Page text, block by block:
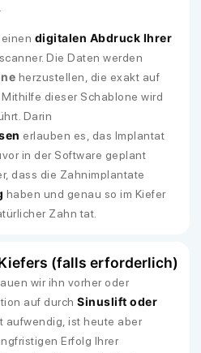
digitalen Abdruck Ihrer
Die Daten werden
herzustellen, die exakt auf
dieser Schablone wird
Darin
erlauben es, das Implantat
in der Software geplant
dass die Zahnimplantate
haben und genau so im Kiefer
Zahn tat.
(falls erforderlich)
wir ihn vorher oder
auf durch Sinuslift oder
aufwendig, ist heute aber
Erfolg Ihrer